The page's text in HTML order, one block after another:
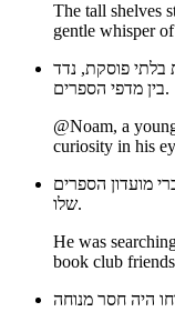
The tall shelves
gentle whisper
בלתי פוסקת, נדד
בין מדפי הספרים.
@Noam, a
curiosity in his
מועדון הספרים
שלו.
He was
book club